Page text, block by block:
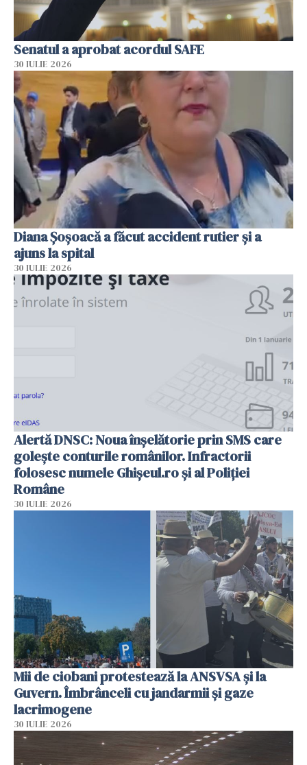
Senatul a aprobat acordul SAFE
30 IULIE 2026
Diana Șoșoacă a făcut accident rutier și a
ajuns la spital
30 IULIE 2026
Alertă DNSC: Noua înșelătorie prin SMS care
golește conturile românilor. Infractorii
folosesc numele Ghișeul.ro și al Poliției
Române
30 IULIE 2026
Mii de ciobani protestează la ANSVSA și la
Guvern. Îmbrânceli cu jandarmii și gaze
lacrimogene
30 IULIE 2026